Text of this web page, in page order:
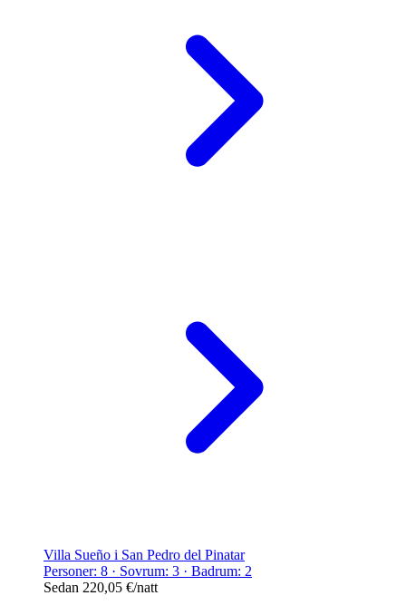
Villa Sueño i San Pedro del Pinatar
Personer: 8 · Sovrum: 3 · Badrum: 2
Sedan 220,05 €/natt